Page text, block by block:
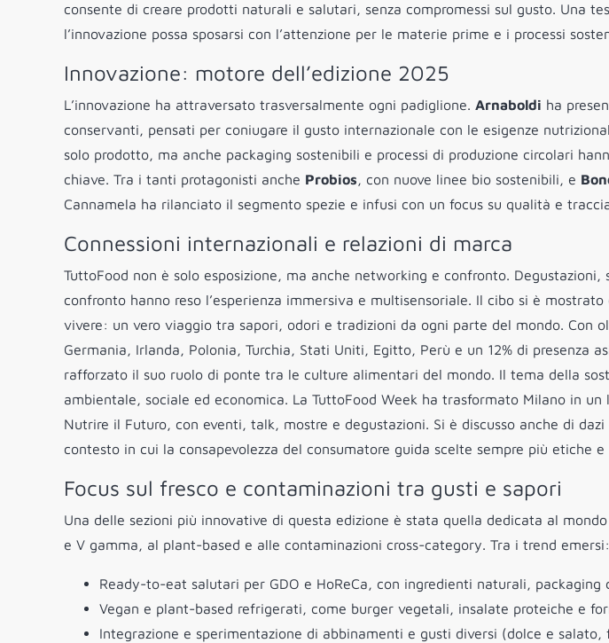
consente di creare prodotti naturali e salutari, senza compromessi sul gusto. Una
l’innovazione possa sposarsi con l’attenzione per le materie prime e i processi
Innovazione: motore dell’edizione 2025
L’innovazione ha attraversato trasversalmente ogni padiglione. Arnaboldi ha
conservanti, pensati per coniugare il gusto internazionale con le esigenze
solo prodotto, ma anche packaging sostenibili e processi di produzione circolari
chiave. Tra i tanti protagonisti anche Probios, con nuove linee bio sostenibili, e
Cannamela ha rilanciato il segmento spezie e infusi con un focus su qualità e
Connessioni internazionali e relazioni di marca
TuttoFood non è solo esposizione, ma anche networking e confronto.
confronto hanno reso l’esperienza immersiva e multisensoriale. Il cibo si è
vivere: un vero viaggio tra sapori, odori e tradizioni da ogni parte del mondo. Con
Germania, Irlanda, Polonia, Turchia, Stati Uniti, Egitto, Perù e un 12% di presenza
rafforzato il suo ruolo di ponte tra le culture alimentari del mondo. Il tema della
ambientale, sociale ed economica. La TuttoFood Week ha trasformato Milano in
Nutrire il Futuro, con eventi, talk, mostre e degustazioni. Si è discusso anche di
contesto in cui la consapevolezza del consumatore guida scelte sempre più etiche e
Focus sul fresco e contaminazioni tra gusti e sapori
Una delle sezioni più innovative di questa edizione è stata quella dedicata al
e V gamma, al plant-based e alle contaminazioni cross-category. Tra i trend emersi:
Ready-to-eat salutari per GDO e HoReCa, con ingredienti naturali,
Vegan e plant-based refrigerati, come burger vegetali, insalate proteiche e
Integrazione e sperimentazione di abbinamenti e gusti diversi (dolce e